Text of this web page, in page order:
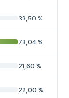
39,50 %
78,04%
21,60 %
22,00 %